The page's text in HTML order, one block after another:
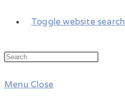
Toggle website search
Menu Close